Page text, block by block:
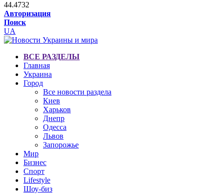
44.4732
Авторизация
Поиск
UA
ВСЕ РАЗДЕЛЫ
Главная
Украина
Город
Все новости раздела
Киев
Харьков
Днепр
Одесса
Львов
Запорожье
Мир
Бизнес
Спорт
Lifestyle
Шоу-биз